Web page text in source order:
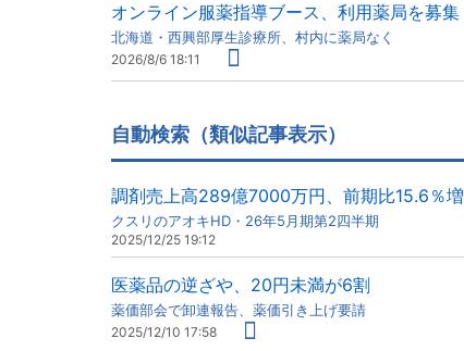
オンライン服薬指導ブース、利用薬局を募集
北海道・西興部厚生診療所、村内に薬局なく
2026/8/6 18:11
自動検索（類似記事表示）
調剤売上高289億7000万円、前期比15.6％増
クスリのアオキHD・26年5月期第2四半期
2025/12/25 19:12
医薬品の逆ざや、20円未満が6割
薬価部会で卸連報告、薬価引き上げ要請
2025/12/10 17:58